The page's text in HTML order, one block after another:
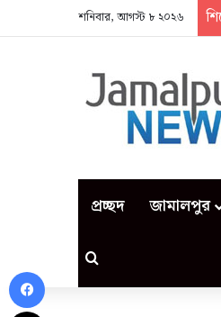
শনিবার, আগস্ট ৮ ২০২৬
প্রচ্ছদ জামালপুর
Search for
Facebook